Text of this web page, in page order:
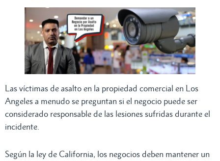
Las víctimas de asalto en la propiedad comercial en Los
Angeles a menudo se preguntan si el negocio puede ser
considerado responsable de las lesiones sufridas durante el
incidente.
Según la ley de California, los negocios deben mantener un